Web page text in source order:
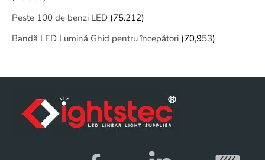
Peste 100 de benzi LED (75.212)
Bandă LED Lumină Ghid pentru începători (70,953)